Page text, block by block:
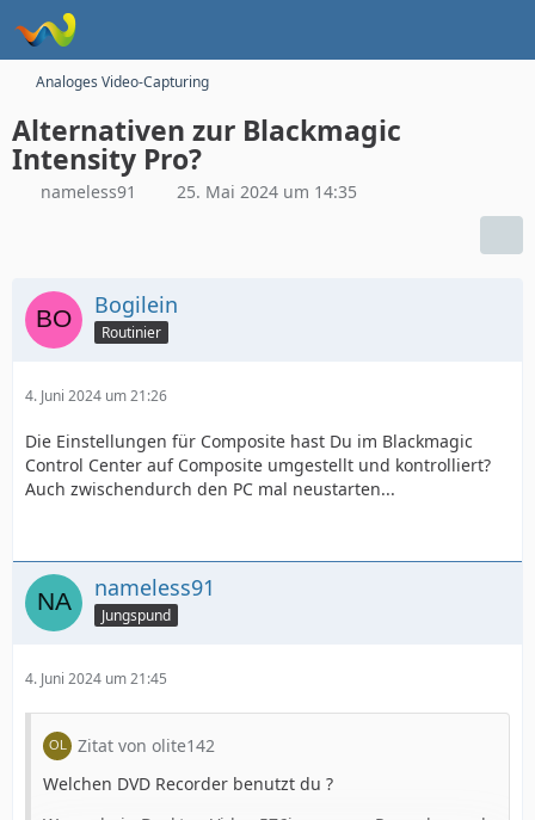
Analoges Video-Capturing
Alternativen zur Blackmagic
Intensity Pro?
nameless91 25. Mai 2024 um 14:35
Bogilein
Routinier
4. Juni 2024 um 21:26
Die Einstellungen für Composite hast Du im Blackmagic
Control Center auf Composite umgestellt und kontrolliert?
Auch zwischendurch den PC mal neustarten...
nameless91
Jungspund
4. Juni 2024 um 21:45
Zitat von olite142
Welchen DVD Recorder benutzt du ?